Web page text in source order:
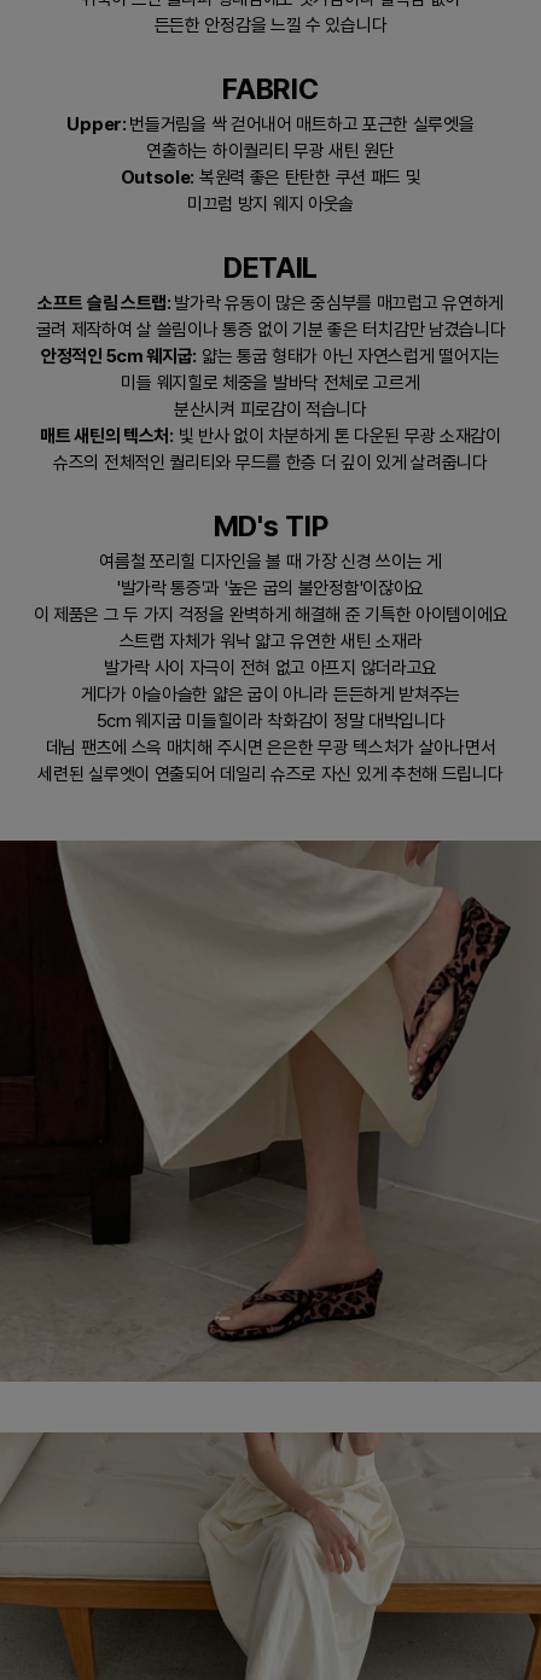
든든한 안정감을 느낄 수 있습니다
FABRIC
Upper: 번들거림을 싹 걷어내어 매트하고 포근한 실루엣을
연출하는 하이퀄리티 무광 새틴 원단
Outsole: 복원력 좋은 탄탄한 쿠션 패드 및
미끄럼 방지 웨지 아웃솔
DETAIL
소프트 슬림 스트랩: 발가락 유동이 많은 중심부를 매끄럽고 유연하게
굴려 제작하여 살 쓸림이나 통증 없이 기분 좋은 터치감만 남겼습니다
안정적인 5cm 웨지굽: 얇는 통굽 형태가 아닌 자연스럽게 떨어지는
미들 웨지힐로 체중을 발바닥 전체로 고르게
분산시켜 피로감이 적습니다
매트 새틴의 텍스처: 빛 반사 없이 차분하게 톤 다운된 무광 소재감이
슈즈의 전체적인 퀄리티와 무드를 한층 더 깊이 있게 살려줍니다
MD's TIP
여름철 쪼리힐 디자인을 볼 때 가장 신경 쓰이는 게
'발가락 통증'과 '높은 굽의 불안정함'이잖아요
이 제품은 그 두 가지 걱정을 완벽하게 해결해 준 기특한 아이템이에요
스트랩 자체가 워낙 얇고 유연한 새틴 소재라
발가락 사이 자극이 전혀 없고 아프지 않더라고요
게다가 아슬아슬한 얇은 굽이 아니라 든든하게 받쳐주는
5cm 웨지굽 미들힐이라 착화감이 정말 대박입니다
데님 팬츠에 스윽 매치해 주시면 은은한 무광 텍스처가 살아나면서
세련된 실루엣이 연출되어 데일리 슈즈로 자신 있게 추천해 드립니다